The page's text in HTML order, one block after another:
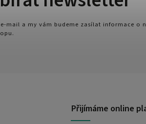
Přijímáme online
mail a my vám budeme zasílat informace o